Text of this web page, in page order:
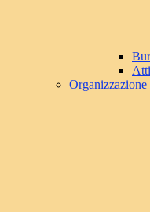
Organizzazione